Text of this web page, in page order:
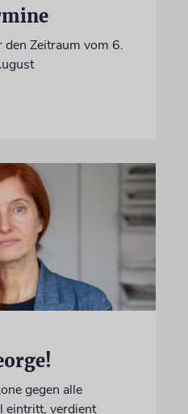
Zeitraum vom 6.
gegen alle
eintritt, verdient